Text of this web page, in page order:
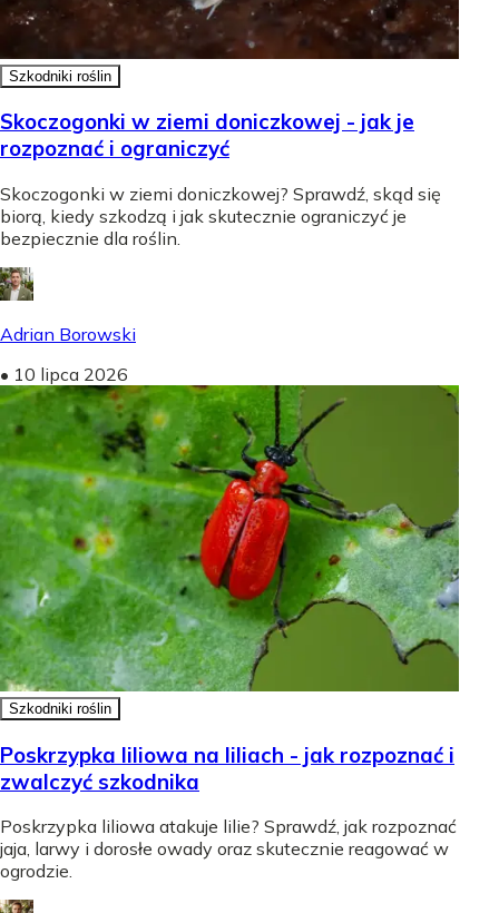
Szkodniki roślin
Skoczogonki w ziemi doniczkowej - jak je
rozpoznać i ograniczyć
Skoczogonki w ziemi doniczkowej? Sprawdź, skąd się
biorą, kiedy szkodzą i jak skutecznie ograniczyć je
bezpiecznie dla roślin.
Adrian Borowski
• 10 lipca 2026
Szkodniki roślin
Poskrzypka liliowa na liliach - jak rozpoznać i
zwalczyć szkodnika
Poskrzypka liliowa atakuje lilie? Sprawdź, jak rozpoznać
jaja, larwy i dorosłe owady oraz skutecznie reagować w
ogrodzie.